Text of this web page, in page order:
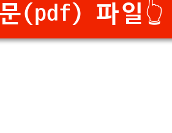
(pdf) 파일👆️